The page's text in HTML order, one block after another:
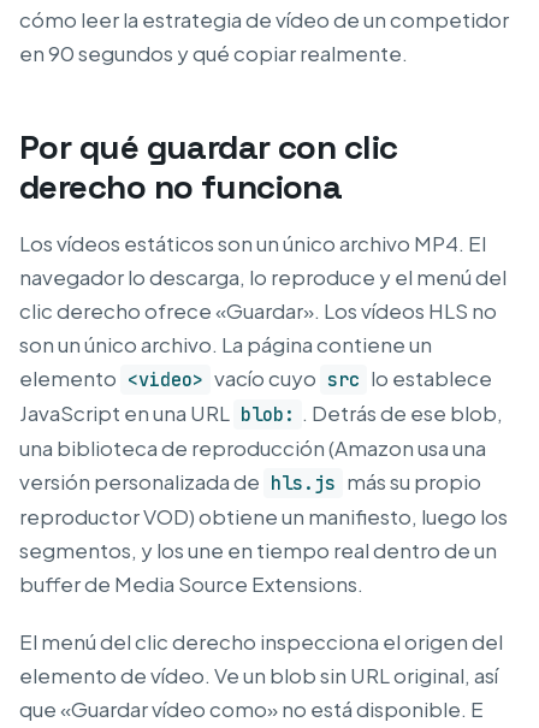
cómo leer la estrategia de vídeo de un competidor
en 90 segundos y qué copiar realmente.
Por qué guardar con clic
derecho no funciona
Los vídeos estáticos son un único archivo MP4. El
navegador lo descarga, lo reproduce y el menú del
clic derecho ofrece «Guardar». Los vídeos HLS no
son un único archivo. La página contiene un
elemento <video> vacío cuyo src lo establece
JavaScript en una URL blob: . Detrás de ese blob,
una biblioteca de reproducción (Amazon usa una
versión personalizada de hls.js más su propio
reproductor VOD) obtiene un manifiesto, luego los
segmentos, y los une en tiempo real dentro de un
buffer de Media Source Extensions.
El menú del clic derecho inspecciona el origen del
elemento de vídeo. Ve un blob sin URL original, así
que «Guardar vídeo como» no está disponible. E